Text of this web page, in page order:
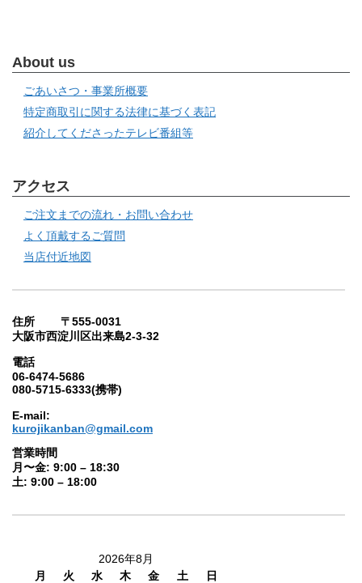
About us
ごあいさつ・事業所概要
特定商取引に関する法律に基づく表記
紹介してくださったテレビ番組等
アクセス
ご注文までの流れ・お問い合わせ
よく頂戴するご質問
当店付近地図
住所 〒555-0031
大阪市西淀川区出来島2-3-32
電話
06-6474-5686
080-5715-6333(携帯)
E-mail:
kurojikanban@gmail.com
営業時間
月〜金: 9:00 – 18:30
土: 9:00 – 18:00
2026年8月
月
火 水 木 金 土
日